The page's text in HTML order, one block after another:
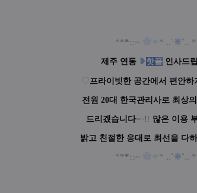
***::~ ✧* ..˚❊˚.. *
제주 연동 ❥핫플인사드
♡프라이빗한 공간에서 편안하
전원 20대 한국관리사로 최상
드리겠습니다~ ! ! 많은 이용
밝고 친절한 응대로 최선을 다
***::~ ✧* ..˚❊˚.. *